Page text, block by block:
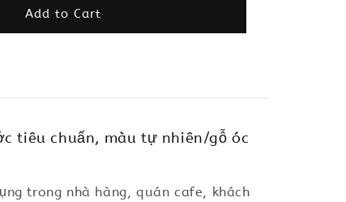
Add to Cart
tiêu chuẩn, màu tự nhiên/gỗ óc
trong nhà hàng, quán cafe, khách